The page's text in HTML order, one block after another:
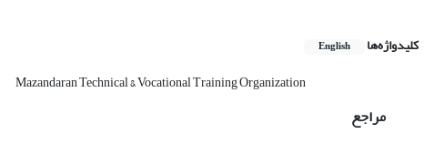
کلیدواژه‌ها English
Mazandaran Technical & Vocational Training Organization
مراجع